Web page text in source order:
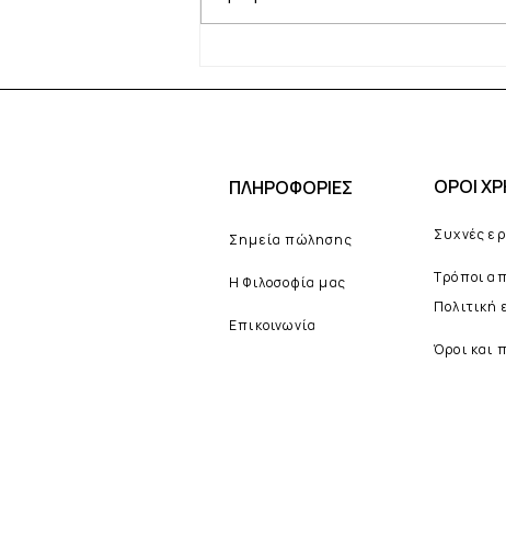
προϊόντα που δεν πρέπει να
ΠΛΗΡΟΦΟΡΙΕΣ
Σημεία πώλησης
Η Φιλοσοφία μας
Επικοινωνία
ΟΡΟΙ
Συχνές
Τρόποι
Πολιτική
Όροι και